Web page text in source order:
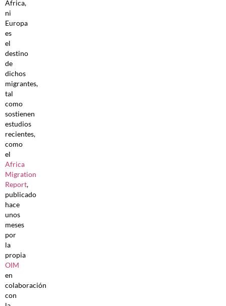
África,
ni
Europa
es
el
destino
de
dichos
migrantes,
tal
como
sostienen
estudios
recientes,
como
el
Africa
Migration
Report,
publicado
hace
unos
meses
por
la
propia
OIM
en
colaboración
con